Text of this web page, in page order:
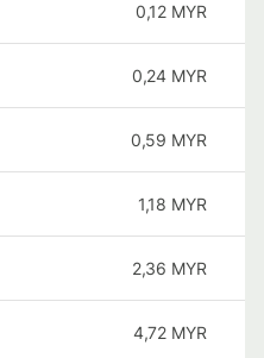
0,12 MYR
0,24 MYR
0,59 MYR
1,18 MYR
2,36 MYR
4,72 MYR